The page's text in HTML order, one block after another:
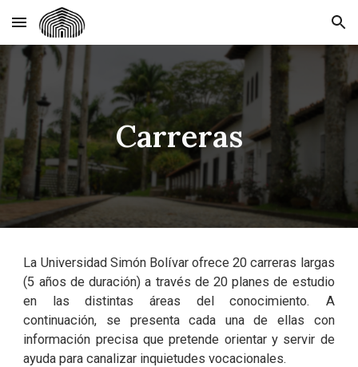
Skip to main content Skip to navigation
Carreras
La Universidad Simón Bolívar ofrece 20 carreras largas
(5 años de duración) a través de 20 planes de estudio
en las distintas áreas del conocimiento. A
continuación, se presenta cada una de ellas con
información precisa que pretende orientar y servir de
ayuda para canalizar inquietudes vocacionales.